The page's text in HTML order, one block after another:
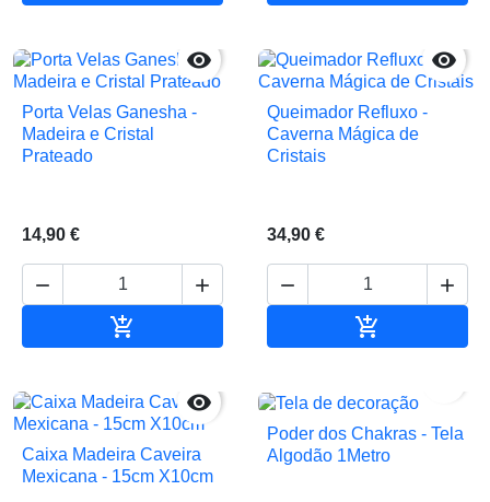

Porta Velas Ganesha -
Madeira e Cristal
Prateado
14,90 €
 


Queimador Refluxo -
Caverna Mágica de
Cristais
34,90 €
 


Caixa Madeira Caveira
Mexicana - 15cm X10cm
Poder dos Chakras - Tela
Algodão 1Metro